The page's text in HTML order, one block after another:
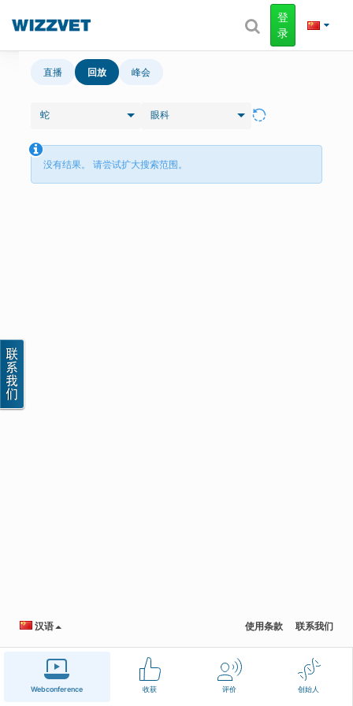
Webconference 收获 评价 创始人
登
录
直播 回放 峰会
蛇 眼科
没有结果。 请尝试扩大搜索范围。
汉语 使用条款 联系我们